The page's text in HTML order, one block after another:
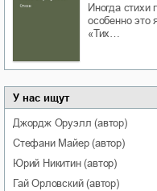
Иногда стихи
особенно это
«Тих…
У нас ищут
Джордж Оруэлл (автор)
Стефани Майер(автор)
Юрий Никитин(автор)
Гай Орловский(автор)